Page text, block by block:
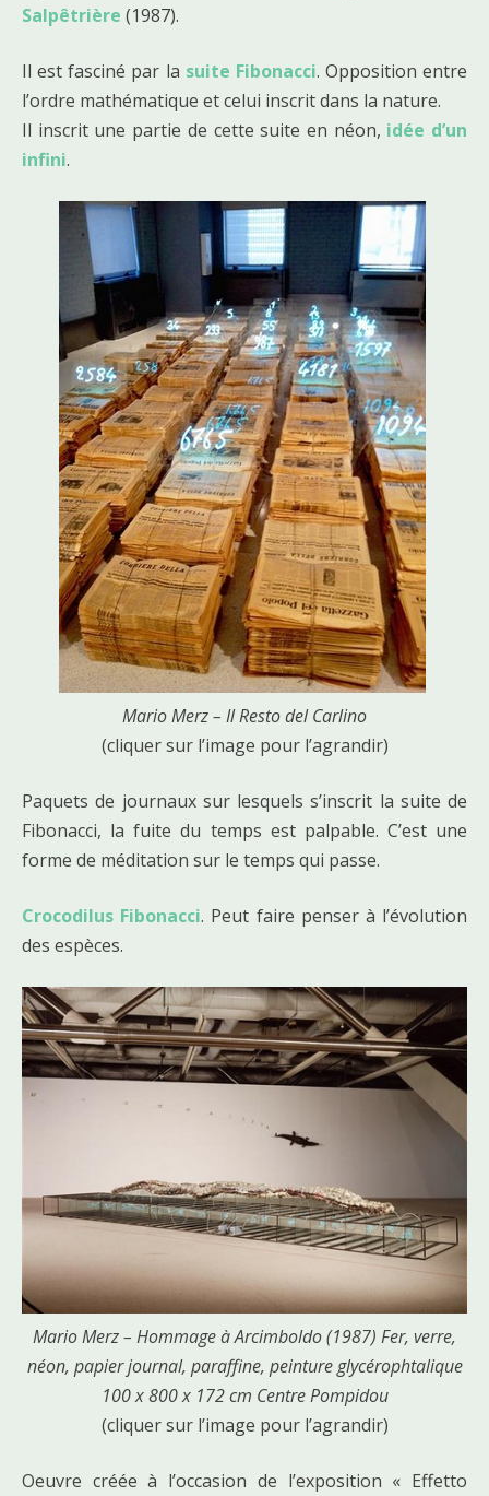
Salpêtrière (1987).
Il est fasciné par la suite Fibonacci. Opposition entre
l’ordre mathématique et celui inscrit dans la nature.
Il inscrit une partie de cette suite en néon, idée d’un
infini.
Mario Merz – Il Resto del Carlino
(cliquer sur l’image pour l’agrandir)
Paquets de journaux sur lesquels s’inscrit la suite de
Fibonacci, la fuite du temps est palpable. C’est une
forme de méditation sur le temps qui passe.
Crocodilus Fibonacci. Peut faire penser à l’évolution
des espèces.
Mario Merz – Hommage à Arcimboldo (1987) Fer, verre,
néon, papier journal, paraffine, peinture glycérophtalique
100 x 800 x 172 cm Centre Pompidou
(cliquer sur l’image pour l’agrandir)
Oeuvre créée à l’occasion de l’exposition « Effetto